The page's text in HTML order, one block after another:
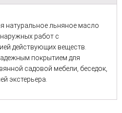
натуральное льняное масло
работ с
действующих веществ.
покрытием для
садовой мебели, беседок,
экстерьера.